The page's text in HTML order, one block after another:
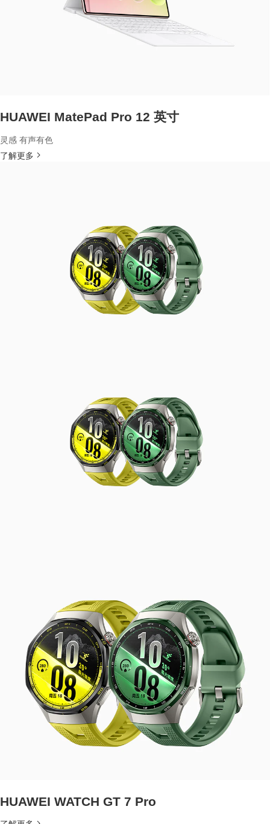
HUAWEI MatePad Pro 12 英寸
灵感 有声有色
了解更多
HUAWEI WATCH GT 7 Pro